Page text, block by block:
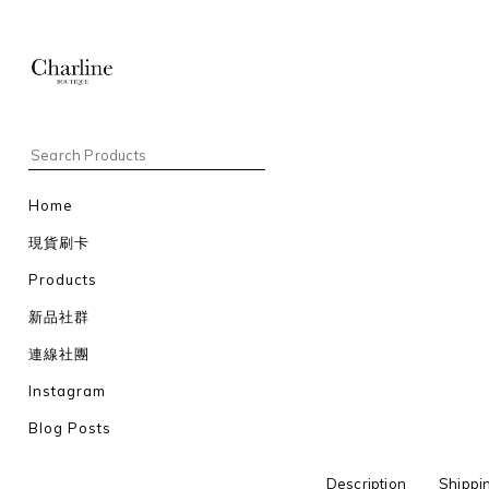
Home
現貨刷卡
Products
新品社群
連線社團
Instagram
Blog Posts
Description